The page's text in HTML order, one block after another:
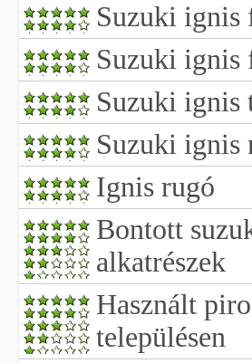
Suzuki ignis
Suzuki ignis
Suzuki ignis
Suzuki ignis
Ignis rugó
Bontott
alkatrészek
Használt
településen